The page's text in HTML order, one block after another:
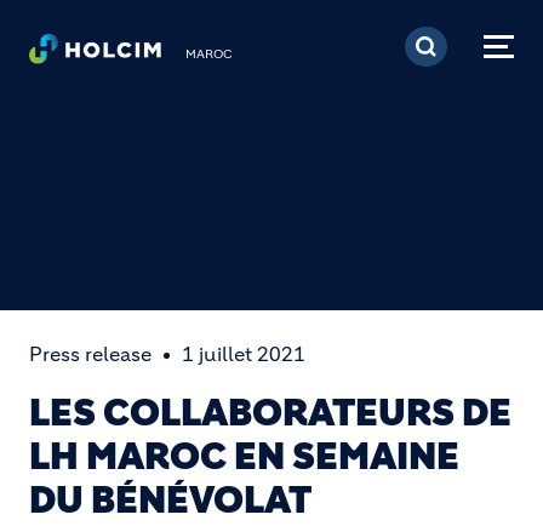
Aller au contenu
MAROC
Press release 1 juillet 2021
LES COLLABORATEURS DE
LH MAROC EN SEMAINE
DU BÉNÉVOLAT